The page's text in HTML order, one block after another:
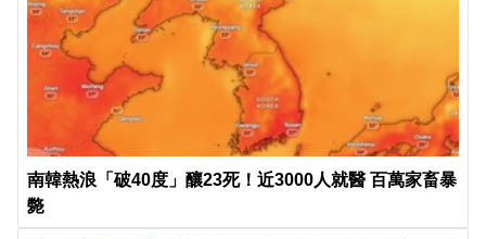
南韓熱浪「破40度」釀23死！近3000人就醫 百萬家畜暴
斃